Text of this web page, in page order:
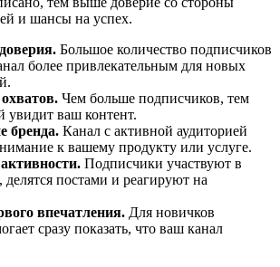
и шансы на успех.
Большое количество подписчиков
более привлекательным для новых
Чем больше подписчиков, тем
увидит ваш контент.
бренда. Канал с активной аудиторией
к вашему продукту или услуге.
Подписчики участвуют в
делятся постами и реагируют на
впечатления. Для новичков
сразу показать, что ваш канал